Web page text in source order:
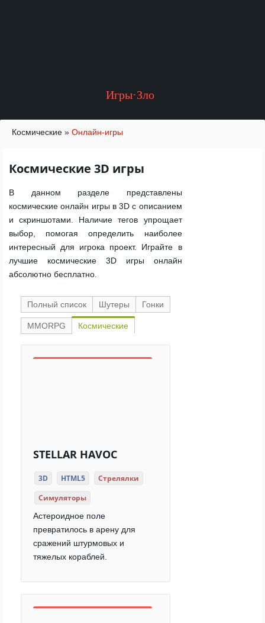
Игры·Зло
Космические » Онлайн-игры
Космические 3D игры
В данном разделе представлены
космические онлайн игры в 3D с описанием
и скриншотами. Наличие тегов упрощает
выбор, помогая определить наиболее
интересный для игрока проект. Играйте в
лучшие космические 3D игры онлайн
абсолютно бесплатно.
Полный список Шутеры Гонки
MMORPG Космические
STELLAR HAVOC
3D HTML5
Стрелялки
Симуляторы
Астероидное поле
превратилось в арену для
сражений штурмовых и
тяжелых кораблей.